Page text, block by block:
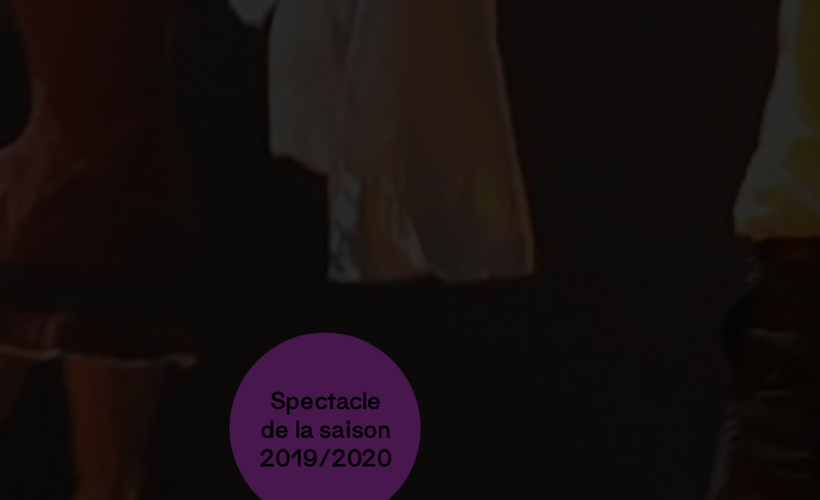
Spectacle
de la saison
2019/2020